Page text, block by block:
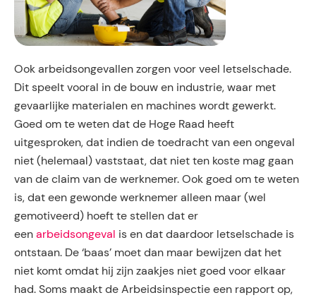
Ook arbeidsongevallen zorgen voor veel letselschade.
Dit speelt vooral in de bouw en industrie, waar met
gevaarlijke materialen en machines wordt gewerkt.
Goed om te weten dat de Hoge Raad heeft
uitgesproken, dat indien de toedracht van een ongeval
niet (helemaal) vaststaat, dat niet ten koste mag gaan
van de claim van de werknemer. Ook goed om te weten
is, dat een gewonde werknemer alleen maar (wel
gemotiveerd) hoeft te stellen dat er
een arbeidsongeval is en dat daardoor letselschade is
ontstaan. De ‘baas’ moet dan maar bewijzen dat het
niet komt omdat hij zijn zaakjes niet goed voor elkaar
had. Soms maakt de Arbeidsinspectie een rapport op,